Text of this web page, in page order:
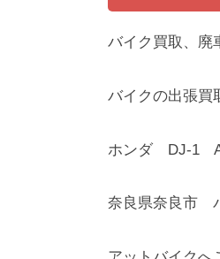
バイク買取、廃
バイクの出張買
ホンダ DJ-1
奈良県奈良市